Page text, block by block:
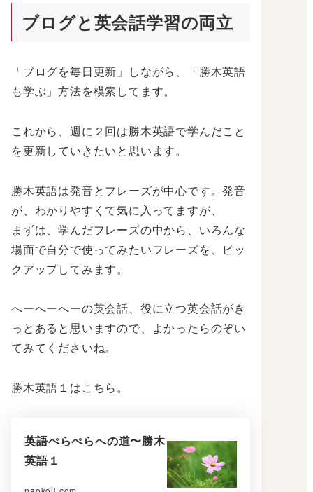
ブログと英会話学習の両立
「ブログを毎日更新」しながら、「勝木英語
も学ぶ」方法を模索してます。
これから、週に２回は勝木英語で学んだこと
を更新していきたいと思います。
勝木英語は発音とフレーズが中心です。発音
が、わかりやすくて気に入ってますが、
まずは、学んだフレーズの中から、いろんな
場面で自分で使ってみたいフレーズを、ピッ
クアップしてみます。
へーへーへーの英会話、役に立つ英会話がき
っとあると思いますので、よかったらのぞい
てみてくださいね。
勝木英語１はこちら。
英語ぺらぺらへの道〜勝木
英語１